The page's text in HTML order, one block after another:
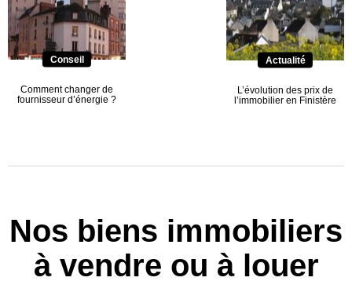
Conseil
Comment changer de
fournisseur d’énergie ?
Actualité
L’évolution des prix de
l’immobilier en Finistère
Nos biens immobiliers
à vendre ou à louer